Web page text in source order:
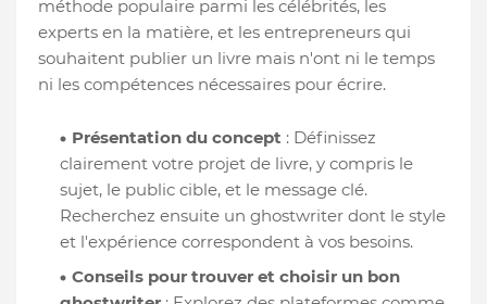
méthode populaire parmi les célébrités, les
experts en la matière, et les entrepreneurs qui
souhaitent publier un livre mais n'ont ni le temps
ni les compétences nécessaires pour écrire.
Présentation du concept : Définissez
clairement votre projet de livre, y compris le
sujet, le public cible, et le message clé.
Recherchez ensuite un ghostwriter dont le style
et l'expérience correspondent à vos besoins.
Conseils pour trouver et choisir un bon